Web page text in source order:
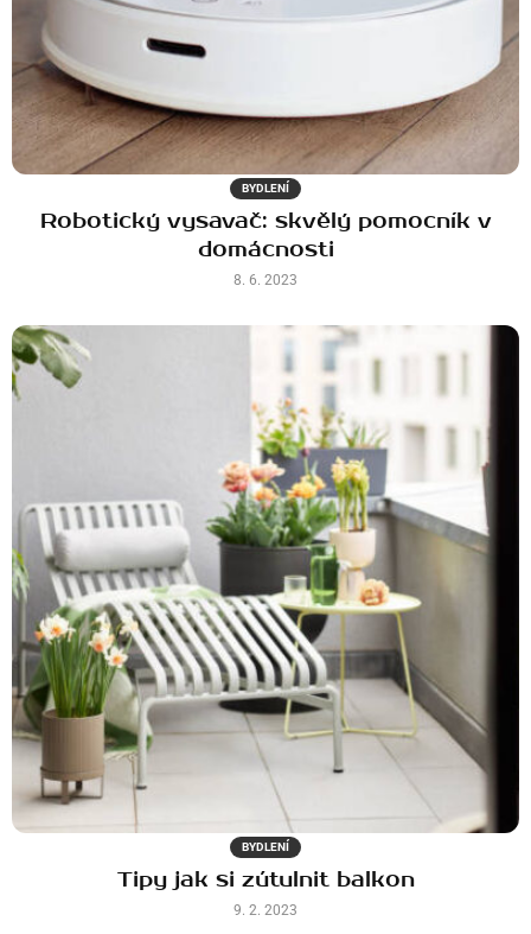
BYDLENÍ
Robotický vysavač: skvělý pomocník v
domácnosti
8. 6. 2023
BYDLENÍ
Tipy jak si zútulnit balkon
9. 2. 2023